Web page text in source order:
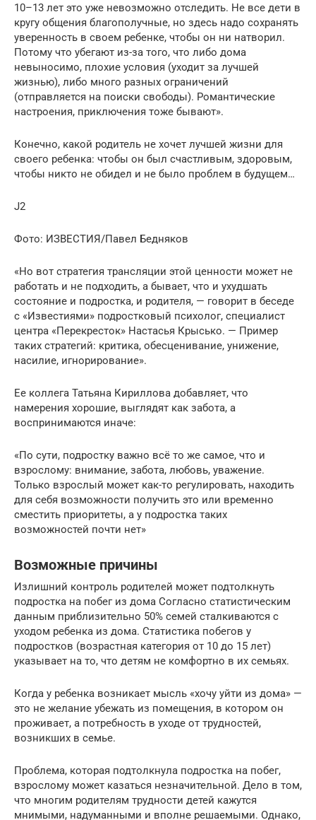
10–13 лет это уже невозможно отследить. Не все дети в
кругу общения благополучные, но здесь надо сохранять
уверенность в своем ребенке, чтобы он ни натворил.
Потому что убегают из-за того, что либо дома
невыносимо, плохие условия (уходит за лучшей
жизнью), либо много разных ограничений
(отправляется на поиски свободы). Романтические
настроения, приключения тоже бывают».
Конечно, какой родитель не хочет лучшей жизни для
своего ребенка: чтобы он был счастливым, здоровым,
чтобы никто не обидел и не было проблем в будущем…
J2
Фото: ИЗВЕСТИЯ/Павел Бедняков
«Но вот стратегия трансляции этой ценности может не
работать и не подходить, а бывает, что и ухудшать
состояние и подростка, и родителя, — говорит в беседе
с «Известиями» подростковый психолог, специалист
центра «Перекресток» Настасья Крысько. — Пример
таких стратегий: критика, обесценивание, унижение,
насилие, игнорирование».
Ее коллега Татьяна Кириллова добавляет, что
намерения хорошие, выглядят как забота, а
воспринимаются иначе:
«По сути, подростку важно всё то же самое, что и
взрослому: внимание, забота, любовь, уважение.
Только взрослый может как-то регулировать, находить
для себя возможности получить это или временно
сместить приоритеты, а у подростка таких
возможностей почти нет»
Возможные причины
Излишний контроль родителей может подтолкнуть
подростка на побег из дома Согласно статистическим
данным приблизительно 50% семей сталкиваются с
уходом ребенка из дома. Статистика побегов у
подростков (возрастная категория от 10 до 15 лет)
указывает на то, что детям не комфортно в их семьях.
Когда у ребенка возникает мысль «хочу уйти из дома» —
это не желание убежать из помещения, в котором он
проживает, а потребность в уходе от трудностей,
возникших в семье.
Проблема, которая подтолкнула подростка на побег,
взрослому может казаться незначительной. Дело в том,
что многим родителям трудности детей кажутся
мнимыми, надуманными и вполне решаемыми. Однако,